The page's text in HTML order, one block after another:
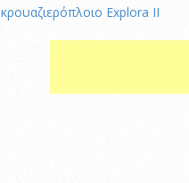
κρουαζιερόπλοιο Explora II